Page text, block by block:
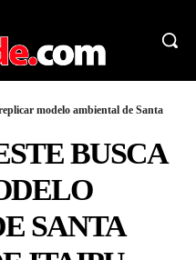
modelo ambiental de Santa
BUSCA
SANTA